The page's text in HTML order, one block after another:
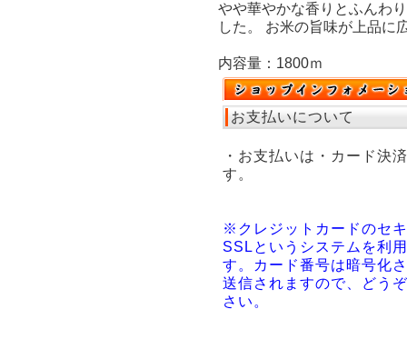
やや華やかな香りとふんわ
した。 お米の旨味が上品に
内容量：1800ｍ
お支払いについて
・お支払いは・カード決
す。
※クレジットカードのセ
SSLというシステムを利
す。カード番号は暗号化
送信されますので、どう
さい。